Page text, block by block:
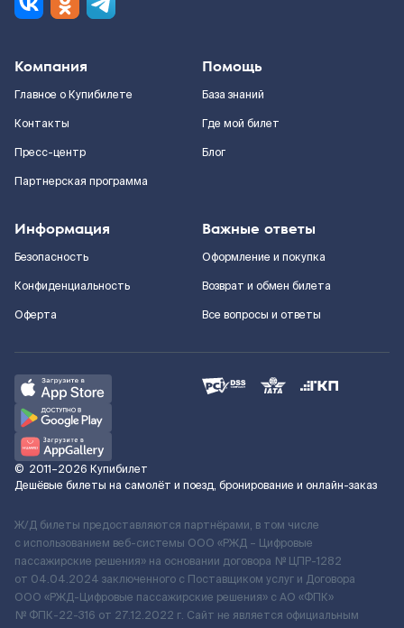
Компания
Главное о Купибилете
Контакты
Пресс-центр
Партнерская программа
Помощь
База знаний
Где мой билет
Блог
Информация
Безопасность
Конфиденциальность
Оферта
Важные ответы
Оформление и покупка
Возврат и обмен билета
Все вопросы и ответы
© 2011–2026 Купибилет
Дешёвые билеты на самолёт и поезд, бронирование и онлайн-заказ
Ж/Д билеты предоставляются партнёрами, в том числе
с использованием веб-системы ООО «РЖД – Цифровые
пассажирские решения» на основании договора № ЦПР-1282
от 04.04.2024 заключенного с Поставщиком услуг и Договора
ООО «РЖД-Цифровые пассажирские решения» c АО «ФПК»
№ ФПК-22-316 от 27.12.2022 г. Сайт не является официальным